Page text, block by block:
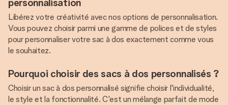
personnalisation
Libérez votre créativité avec nos options de personnalisation.
Vous pouvez choisir parmi une gamme de polices et de styles
pour personnaliser votre sac à dos exactement comme vous
le souhaitez.
Pourquoi choisir des sacs à dos personnalisés ?
Choisir un sac à dos personnalisé signifie choisir l'individualité,
le style et la fonctionnalité. C'est un mélange parfait de mode